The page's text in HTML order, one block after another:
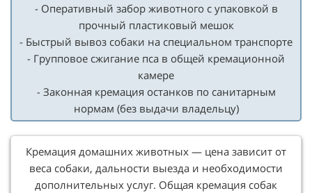
До 10 кг
4500
10-20
5000
20-30
7000
30-40
9000
10500
- Оперативный забор животного с упаковкой в
прочный пластиковый мешок
- Быстрый вывоз собаки на специальном транспорте
- Групповое сжигание пса в общей кремационной
камере
- Законная кремация останков по санитарным
нормам (без выдачи владельцу)
Кремация домашних животных — цена зависит от
веса собаки, дальности выезда и необходимости
дополнительных услуг. Общая кремация собак